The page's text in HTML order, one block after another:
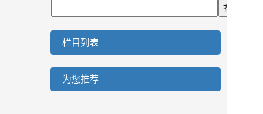
栏目列表
为您推荐